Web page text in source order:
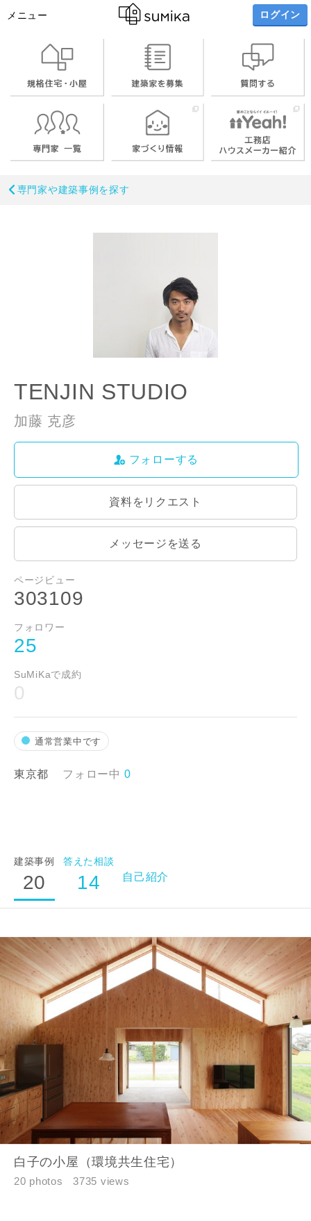
メニュー ログイン
専門家や建築事例を探す
TENJIN STUDIO
加藤 克彦
フォローする
資料をリクエスト
メッセージを送る
ページビュー
303109
フォロワー
25
SuMiKaで成約
0
通常営業中です
東京都 フォロー中 0
建築事例
20
答えた相談
14 自己紹介
白子の小屋（環境共生住宅）
20 photos 3735 views